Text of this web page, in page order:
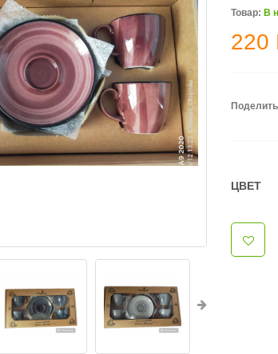
Товар: В
220
ЦВЕТ